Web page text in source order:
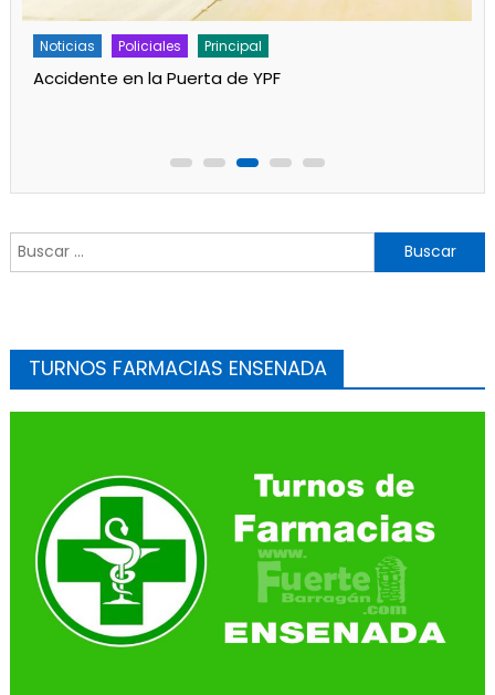
Policiales Principal
Un partido de fútbol en Progreso terminó con
Buscar:
TURNOS FARMACIAS ENSENADA